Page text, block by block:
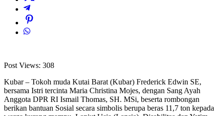
Post Views: 308
Kubar – Tokoh muda Kutai Barat (Kubar) Frederick Edwin SE,
bersama Istri tercinta Maria Christina Mojes, dengan Sang Ayah
Anggota DPR RI Ismail Thomas, SH. MSi, beserta rombongan
berikan bantuan Sosial secara simbolis berupa beras 11,7 ton kepada